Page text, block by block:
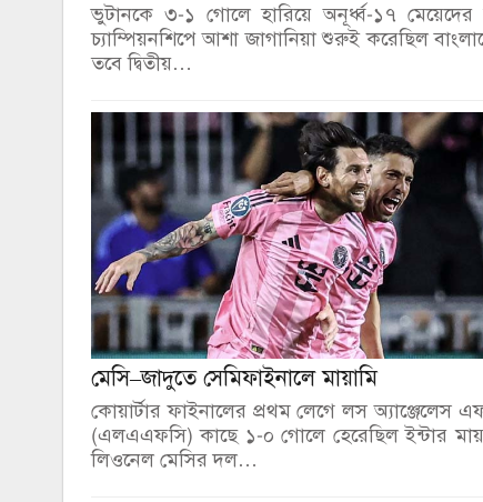
ভুটানকে ৩-১ গোলে হারিয়ে অনূর্ধ্ব-১৭ মেয়েদের
চ্যাম্পিয়নশিপে আশা জাগানিয়া শুরুই করেছিল
তবে দ্বিতীয়…
মেসি–জাদুতে সেমিফাইনালে মায়ামি
কোয়ার্টার ফাইনালের প্রথম লেগে লস অ্যাঞ্জেলেস
(এলএএফসি) কাছে ১-০ গোলে হেরেছিল ইন্টার
লিওনেল মেসির দল…